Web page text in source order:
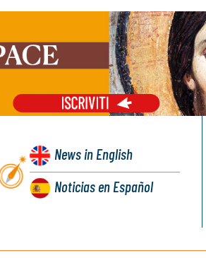
Newsin English
Noticiasen Español